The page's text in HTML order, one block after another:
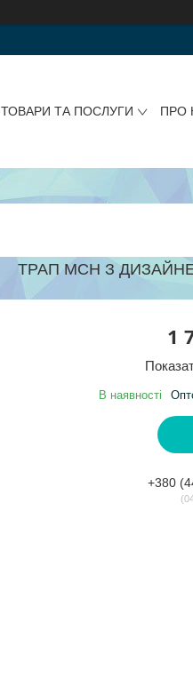
ТОВАРИ ТА ПОСЛУГИ ПРО
ТРАП МСН З
1
В наявності
+380